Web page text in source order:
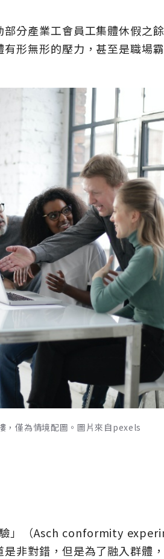
分產業工會員工集體休假之
形無形的壓力，甚至是職場
，僅為情境配圖。圖片來自pexels
」（Asch conformity
非對錯，但是為了融入群體